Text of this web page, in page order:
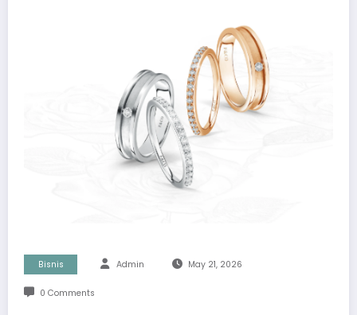
Bisnis Admin May 21, 2026
0 Comments